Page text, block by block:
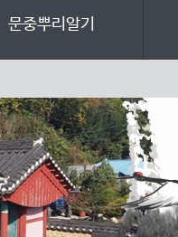
문중뿌리알기